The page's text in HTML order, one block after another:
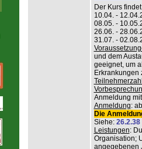
Der Kurs
10.04. -
08.05. -
26.06. -
31.07. -
und dem
geeignet, um
Erkrankungen
Anmeldung
Anmeldung:
Die
Siehe:
Leistungen:
Organisation;
angegebenen